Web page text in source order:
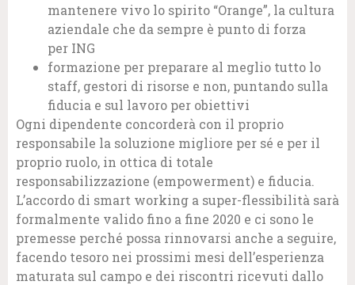
mantenere vivo lo spirito “Orange”, la cultura
aziendale che da sempre è punto di forza
per ING
formazione per preparare al meglio tutto lo
staff, gestori di risorse e non, puntando sulla
fiducia e sul lavoro per obiettivi
Ogni dipendente concorderà con il proprio
responsabile la soluzione migliore per sé e per il
proprio ruolo, in ottica di totale
responsabilizzazione (empowerment) e fiducia.
L’accordo di smart working a super-flessibilità sarà
formalmente valido fino a fine 2020 e ci sono le
premesse perché possa rinnovarsi anche a seguire,
facendo tesoro nei prossimi mesi dell’esperienza
maturata sul campo e dei riscontri ricevuti dallo